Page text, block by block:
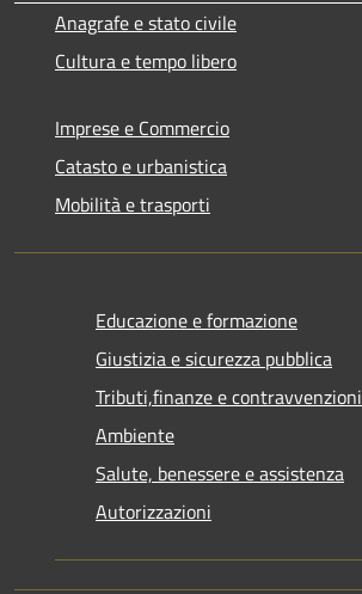
Anagrafe e stato civile
Cultura e tempo libero
Imprese e Commercio
Catasto e urbanistica
Mobilità e trasporti
Educazione e formazione
Giustizia e sicurezza pubblica
Tributi,finanze e contravvenzioni
Ambiente
Salute, benessere e assistenza
Autorizzazioni